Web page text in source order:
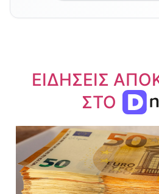
ΕΙΔΗΣΕΙΣ
ΣΤΟ